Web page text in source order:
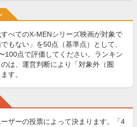
べてのX-MENシリーズ映画が対象で
もない」を50点（基準点）として、
100点で評価してください。ランキン
は、運営判断により「対象外（圏
す。
ザーの投票によって決まります。「4